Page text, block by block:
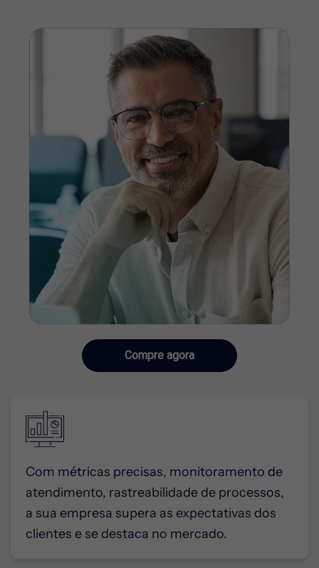
Compre agora
Com métricas precisas, monitoramento de
atendimento, rastreabilidade de processos,
a sua empresa supera as expectativas dos
clientes e se destaca no mercado.